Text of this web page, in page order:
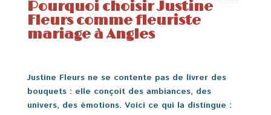
Pourquoi choisir Justine
Fleurs comme fleuriste
mariage à Angles
Justine Fleurs ne se contente pas de livrer des
bouquets : elle conçoit des ambiances, des
univers, des émotions. Voici ce qui la distingue :